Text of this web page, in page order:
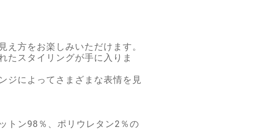
え方をお楽しみいただけます。
たスタイリングが手に入りま
ジによってさまざまな表情を見
トン98％、ポリウレタン2％の